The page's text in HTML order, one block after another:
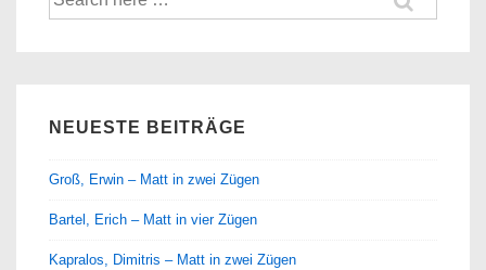
nach:
NEUESTE BEITRÄGE
Groß, Erwin – Matt in zwei Zügen
Bartel, Erich – Matt in vier Zügen
Kapralos, Dimitris – Matt in zwei Zügen